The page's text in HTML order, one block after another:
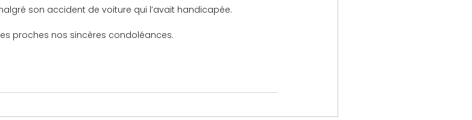
malgré son accident de voiture qui l’avait handicapée.
proches nos sincères condoléances.